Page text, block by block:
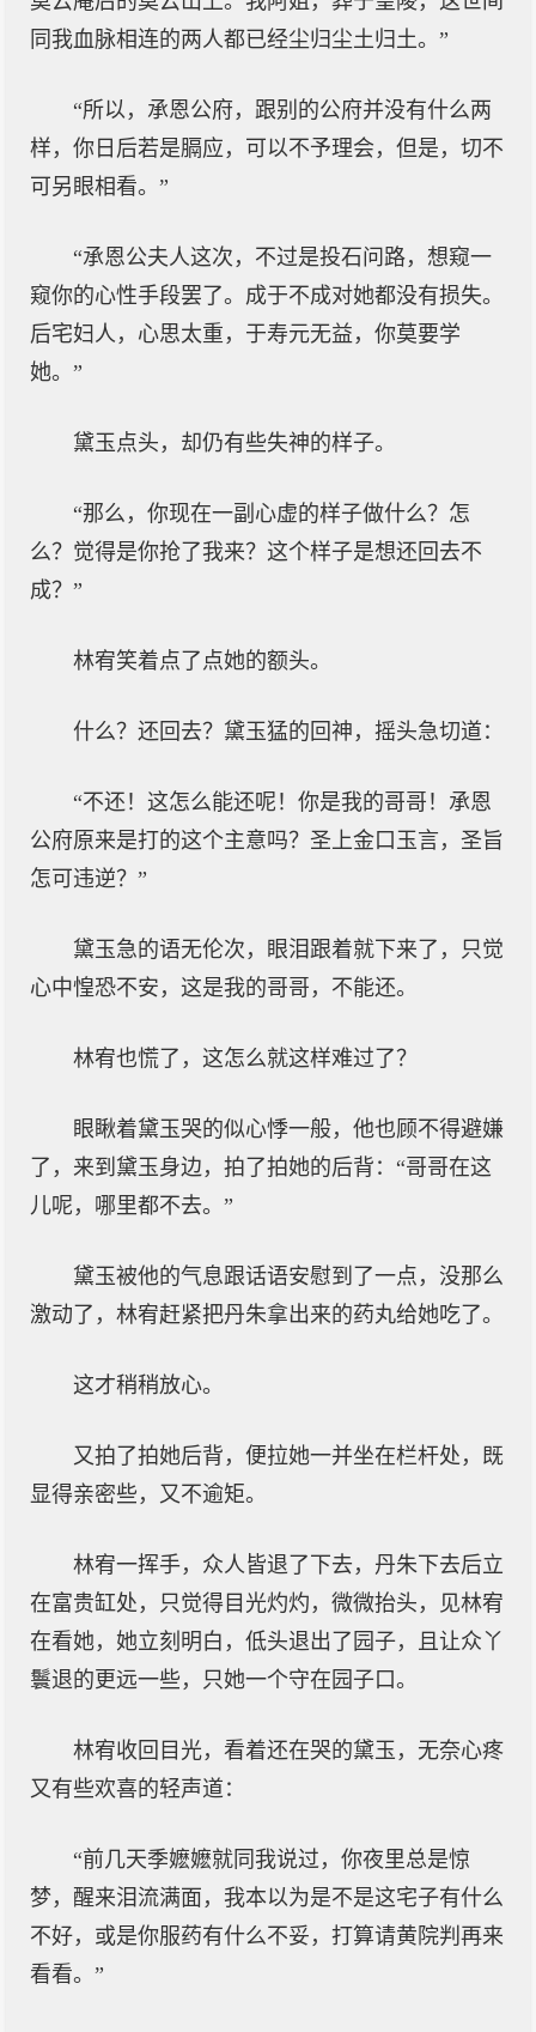
同我血脉相连的两人都已经尘归尘土归土。”
“所以，承恩公府，跟别的公府并没有什么两
样，你日后若是膈应，可以不予理会，但是，切不
可另眼相看。”
“承恩公夫人这次，不过是投石问路，想窥一
窥你的心性手段罢了。成于不成对她都没有损失。
后宅妇人，心思太重，于寿元无益，你莫要学
她。”
黛玉点头，却仍有些失神的样子。
“那么，你现在一副心虚的样子做什么？怎
么？觉得是你抢了我来？这个样子是想还回去不
成？”
林宥笑着点了点她的额头。
什么？还回去？黛玉猛的回神，摇头急切道：
“不还！这怎么能还呢！你是我的哥哥！承恩
公府原来是打的这个主意吗？圣上金口玉言，圣旨
怎可违逆？”
黛玉急的语无伦次，眼泪跟着就下来了，只觉
心中惶恐不安，这是我的哥哥，不能还。
林宥也慌了，这怎么就这样难过了？
眼瞅着黛玉哭的似心悸一般，他也顾不得避嫌
了，来到黛玉身边，拍了拍她的后背：“哥哥在这
儿呢，哪里都不去。”
黛玉被他的气息跟话语安慰到了一点，没那么
激动了，林宥赶紧把丹朱拿出来的药丸给她吃了。
这才稍稍放心。
又拍了拍她后背，便拉她一并坐在栏杆处，既
显得亲密些，又不逾矩。
林宥一挥手，众人皆退了下去，丹朱下去后立
在富贵缸处，只觉得目光灼灼，微微抬头，见林宥
在看她，她立刻明白，低头退出了园子，且让众丫
鬟退的更远一些，只她一个守在园子口。
林宥收回目光，看着还在哭的黛玉，无奈心疼
又有些欢喜的轻声道：
“前几天季嬷嬷就同我说过，你夜里总是惊
梦，醒来泪流满面，我本以为是不是这宅子有什么
不好，或是你服药有什么不妥，打算请黄院判再来
看看。”